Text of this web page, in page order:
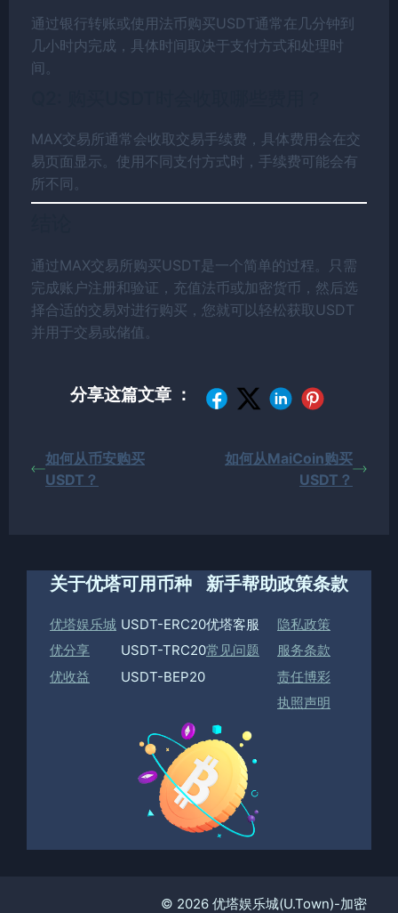
通过银行转账或使用法币购买USDT通常在几分钟到
几小时内完成，具体时间取决于支付方式和处理时
间。
MAX交易所通常会收取交易手续费，具体费用会在交
易页面显示。使用不同支付方式时，手续费可能会有
所不同。
通过MAX交易所购买USDT是一个简单的过程。只需
完成账户注册和验证，充值法币或加密货币，然后选
择合适的交易对进行购买，您就可以轻松获取USDT
并用于交易或储值。
分享这篇文章 ：
如何从币安购买
USDT？
如何从MaiCoin购买
USDT？
关于优塔
优塔娱乐城
优分享
优收益
可用币种
USDT-ERC20
USDT-TRC20
USDT-BEP20
新手帮助
优塔客服
常见问题
政策条款
隐私政策
服务条款
责任博彩
执照声明
© 2026 优塔娱乐城(U.Town)-加密